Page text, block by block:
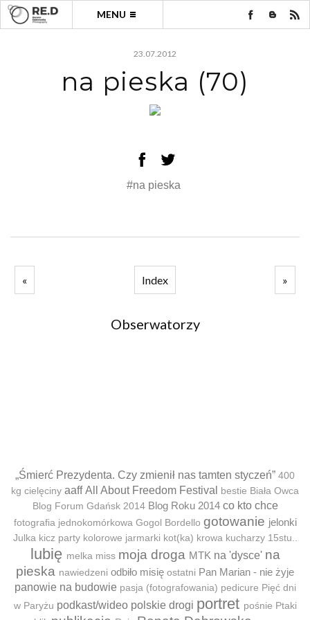
MENU
23.07.2012
na pieska (70)
#na pieska
« Index »
Obserwatorzy
„Śmierć Prezydenta. Czy zmienił nas tamten styczeń” 400
kg cielęciny aaff All About Freedom Festival bestie Biała Owca
Blog Forum Gdańsk 2014 Blog Roku 2014 co kto chce
fotografia jednokomórkowa Gogol Bordello gotowanie jelonki
Julka kicz party kolorowe jarmarki kot(ka) krowa kucharzy 15stu..
lubię melka miss moja droga MTK na 'dysce' na
pieska nawiedzeni odbiło misię ostatni Pan Marian - nie żyje
panowie na budowie pasja (fotografowania) pedicure Pięć dni
w Paryżu podkast/wideo polskie drogi portret pośnie Ptaki